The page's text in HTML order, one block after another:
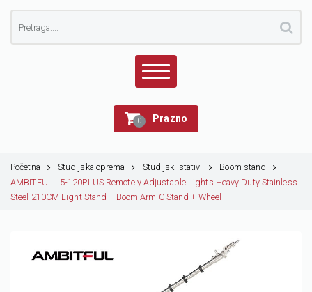
0 Prazno
Početna Studijska oprema Studijski stativi
Boom stand
AMBITFUL L5-120PLUS Remotely Adjustable Lights Heavy Duty Stainless
Steel 210CM Light Stand + Boom Arm C Stand + Wheel